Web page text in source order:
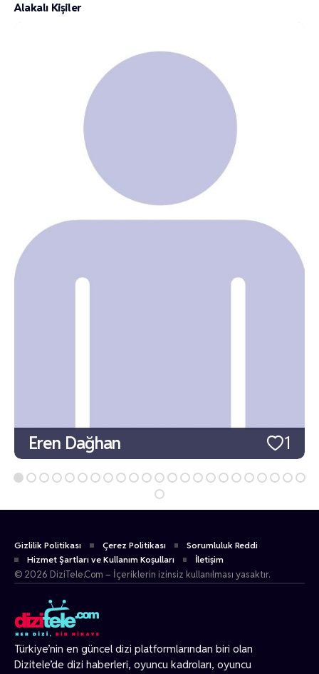
Alakalı Kişiler
1
Eren Dağhan
Türkiye’nin en güncel dizi platformlarından biri olan
Dizitele’de dizi haberleri, oyuncu kadroları, oyuncu
Gizlilik Politikası Çerez Politikası
Sorumluluk Reddi
Hizmet Şartları ve Kullanım Koşulları
İletişim
© 2026 DiziTele.Com – İçeriklerin izinsiz kullanılması yasaktır.